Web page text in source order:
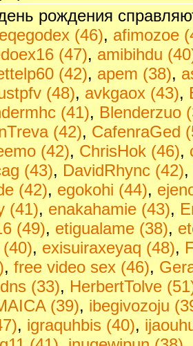
рождения
(46), afimozoe
(47), amibihdu
(42), apem (38),
(48), avkgaox (43),
(41), Blenderzuo
(42), CafenraGed
(42), ChrisHok (46),
(43), DavidRhync (42),
(42), egokohi (44),
(41), enakahamie (43),
(49), etigualame (38),
, exisuiraxeyaq (48),
, free video sex (46),
(33), HerbertTolve
(39), ibegivozoju
, igraquhbis (40),